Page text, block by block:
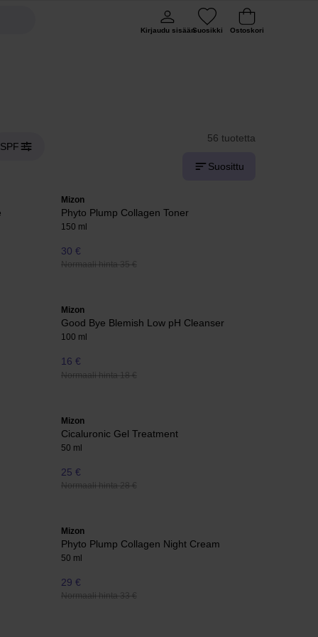
Kirjaudu sisäänSuosikki Ostoskori
SPF
56 tuotetta
Suosittu
Mizon
Phyto Plump Collagen Toner
150 ml
30 €
Normaali hinta 35 €
Mizon
Good Bye Blemish Low pH Cleanser
100 ml
16 €
Normaali hinta 18 €
Mizon
Cicaluronic Gel Treatment
50 ml
25 €
Normaali hinta 28 €
Mizon
Phyto Plump Collagen Night Cream
50 ml
29 €
Normaali hinta 33 €